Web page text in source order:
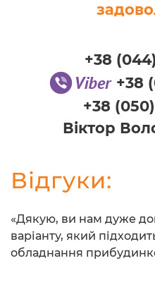
+38
+38
+38
Віктор
Відгуки:
«Дякую, ви нам дуже
варіанту, який
обладнання